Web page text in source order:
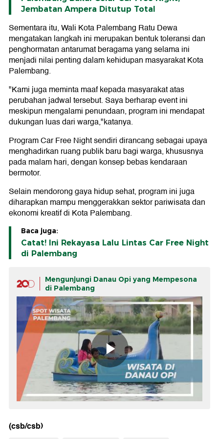
Jembatan Ampera Ditutup Total
Sementara itu, Wali Kota Palembang Ratu Dewa
mengatakan langkah ini merupakan bentuk toleransi dan
penghormatan antarumat beragama yang selama ini
menjadi nilai penting dalam kehidupan masyarakat Kota
Palembang.
"Kami juga meminta maaf kepada masyarakat atas
perubahan jadwal tersebut. Saya berharap event ini
meskipun mengalami penundaan, program ini mendapat
dukungan luas dari warga,"katanya.
Program Car Free Night sendiri dirancang sebagai upaya
menghadirkan ruang publik baru bagi warga, khususnya
pada malam hari, dengan konsep bebas kendaraan
bermotor.
Selain mendorong gaya hidup sehat, program ini juga
diharapkan mampu menggerakkan sektor pariwisata dan
ekonomi kreatif di Kota Palembang.
Baca juga:
Catat! Ini Rekayasa Lalu Lintas Car Free Night
di Palembang
Mengunjungi Danau Opi yang Mempesona
di Palembang
(csb/csb)